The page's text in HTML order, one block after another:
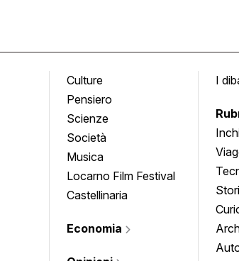
Culture
Pensiero
Scienze
Società
Musica
Locarno Film Festival
Castellinaria
Economia
I